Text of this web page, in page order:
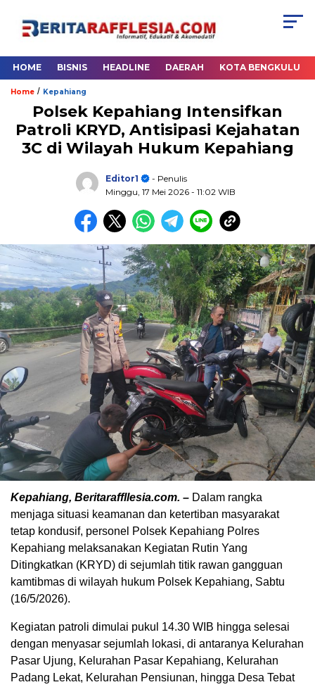
HOME BISNIS HEADLINE DAERAH KOTA BENGKULU
Home / Kepahiang
Polsek Kepahiang Intensifkan
Patroli KRYD, Antisipasi Kejahatan
3C di Wilayah Hukum Kepahiang
Editor1
- Penulis
Minggu, 17 Mei 2026 - 11:02 WIB
Kepahiang, Beritaraffllesia.com. – Dalam rangka
menjaga situasi keamanan dan ketertiban masyarakat
tetap kondusif, personel Polsek Kepahiang Polres
Kepahiang melaksanakan Kegiatan Rutin Yang
Ditingkatkan (KRYD) di sejumlah titik rawan gangguan
kamtibmas di wilayah hukum Polsek Kepahiang, Sabtu
(16/5/2026).
Kegiatan patroli dimulai pukul 14.30 WIB hingga selesai
dengan menyasar sejumlah lokasi, di antaranya Kelurahan
Pasar Ujung, Kelurahan Pasar Kepahiang, Kelurahan
Padang Lekat, Kelurahan Pensiunan, hingga Desa Tebat